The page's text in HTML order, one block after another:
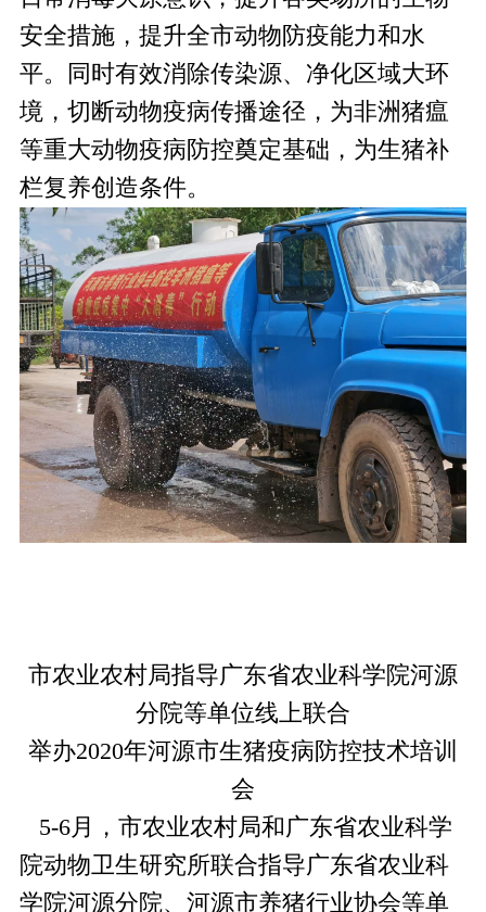
安全措施，提升全市动物防疫能力和水
平。同时有效消除传染源、净化区域大环
境，切断动物疫病传播途径，为非洲猪瘟
等重大动物疫病防控奠定基础，为生猪补
栏复养创造条件。
市农业农村局指导广东省农业科学院河源
分院等单位线上联合
举办2020年河源市生猪疫病防控技术培训
会
5-6月，市农业农村局和广东省农业科学
院动物卫生研究所联合指导广东省农业科
学院河源分院、河源市养猪行业协会等单